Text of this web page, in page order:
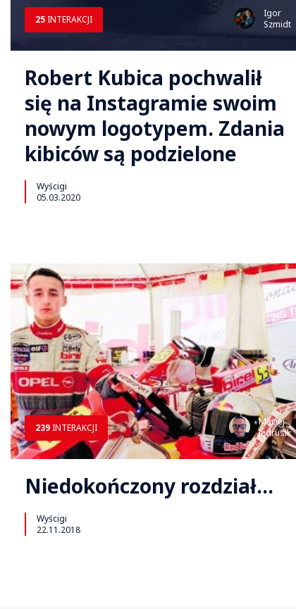
25 INTERAKCJI
Igor
Szmidt
Robert Kubica pochwalił
się na Instagramie swoim
nowym logotypem. Zdania
kibiców są podzielone
Wyścigi
05.03.2020
239 INTERAKCJI
Maciej
Jędrusik
Niedokończony rozdział…
Wyścigi
22.11.2018